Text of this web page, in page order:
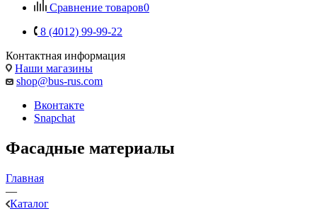
Сравнение товаров0
8 (4012) 99-99-22
Контактная информация
Наши магазины
shop@bus-rus.com
Вконтакте
Snapchat
Фасадные материалы
Главная
—
Каталог